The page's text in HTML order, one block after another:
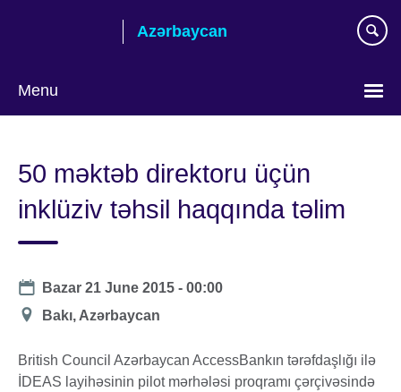
Azərbaycan
Menu
language
50 məktəb direktoru üçün
inklüziv təhsil haqqında təlim
Date
Bazar 21 June 2015 - 00:00
Location
Bakı, Azərbaycan
British Council Azərbaycan AccessBankın tərəfdaşlığı ilə
İDEAS layihəsinin pilot mərhələsi proqramı çərçivəsində